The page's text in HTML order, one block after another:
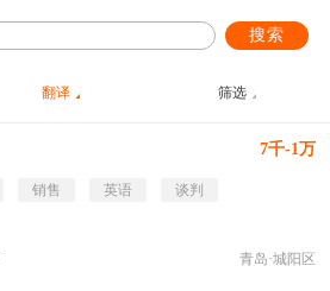
搜索
翻译 筛选
7千-1万
销售 英语
谈判
青岛·城阳区